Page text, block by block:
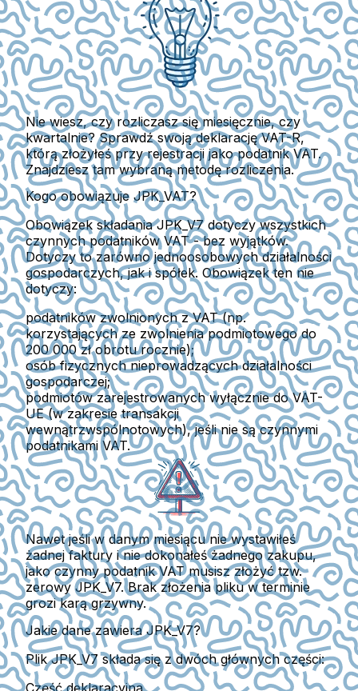
Nie wiesz, czy rozliczasz się miesięcznie, czy
kwartalnie? Sprawdź swoją deklarację VAT-R,
którą złożyłeś przy rejestracji jako podatnik VAT.
Znajdziesz tam wybraną metodę rozliczenia.
Kogo obowiązuje JPK_VAT?
Obowiązek składania JPK_V7 dotyczy wszystkich
czynnych podatników VAT - bez wyjątków.
Dotyczy to zarówno jednoosobowych działalności
gospodarczych, jak i spółek. Obowiązek ten nie
dotyczy:
podatników zwolnionych z VAT(np.
korzystających ze zwolnienia podmiotowego do
200 000 zł obrotu rocznie);
osób fizycznych nieprowadzących działalności
gospodarczej;
podmiotów zarejestrowanych wyłącznie do VAT-
UE(w zakresie transakcji
wewnątrzwspólnotowych), jeśli nie są czynnymi
podatnikami VAT.
Nawet jeśli w danym miesiącu nie wystawiłeś
żadnej faktury i nie dokonałeś żadnego zakupu,
jako czynny podatnik VAT musisz złożyć tzw.
zerowy JPK_V7. Brak złożenia pliku w terminie
grozi karą grzywny.
Jakie dane zawiera JPK_V7?
Plik JPK_V7 składa się z dwóch głównych części:
Część deklaracyjna